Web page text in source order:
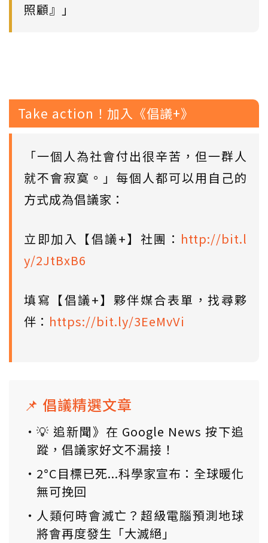
照顧』」
Take action！加入《倡議+》
「一個人為社會付出很辛苦，但一群人
就不會寂寞。」每個人都可以用自己的
方式成為倡議家：
立即加入【倡議+】社團： http://bit.l
y/2JtBxB6
填寫【倡議+】夥伴媒合表單，找尋夥
伴： https://bit.ly/3EeMvVi
📌 倡議精選文章
💡 追新聞》在 Google News 按下追
蹤，倡議家好文不漏接！
2°C目標已死...科學家宣布：全球暖化
無可挽回
人類何時會滅亡？超級電腦預測地球
將會再度發生「大滅絕」